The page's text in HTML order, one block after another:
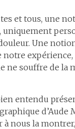
et tous, une
uniquement
Une
notre
ne souffre de la
entendu
d’Aude
à nous la